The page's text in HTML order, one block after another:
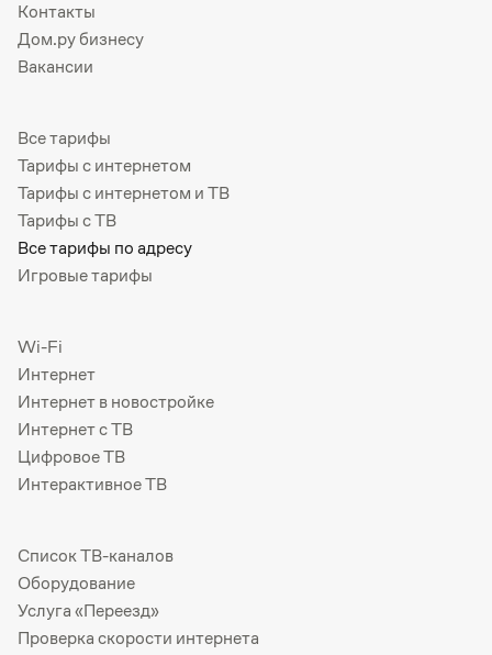
Контакты
Дом.ру бизнесу
Вакансии
Все тарифы
Тарифы с интернетом
Тарифы с интернетом и ТВ
Тарифы с ТВ
Все тарифы по адресу
Игровые тарифы
Wi-Fi
Интернет
Интернет в новостройке
Интернет с ТВ
Цифровое ТВ
Интерактивное ТВ
Список ТВ-каналов
Оборудование
Услуга «Переезд»
Проверка скорости интернета